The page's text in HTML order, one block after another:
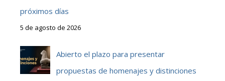
próximos días
5 de agosto de 2026
Abierto el plazo para presentar
propuestas de homenajes y distinciones